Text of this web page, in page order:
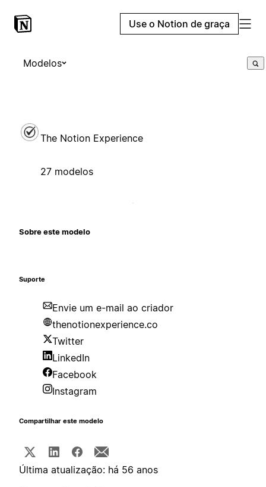
Use o Notion de graça
Modelos
The Notion Experience
27 modelos
Sobre este modelo
Suporte
Envie um e-mail ao criador
thenotionexperience.co
Twitter
LinkedIn
Facebook
Instagram
Compartilhar este modelo
Última atualização: há 56 anos